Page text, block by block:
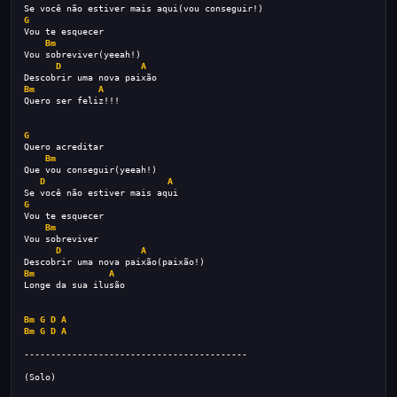
Se você não estiver mais aqui(vou conseguir!)
G
Vou te esquecer
Bm
Vou sobreviver(yeeah!)
D
A
Descobrir uma nova paixão
Bm
A
Quero ser feliz!!!
G
Quero acreditar
Bm
Que vou conseguir(yeeah!)
D
A
Se você não estiver mais aqui
G
Vou te esquecer
Bm
Vou sobreviver
D
A
Descobrir uma nova paixão(paixão!)
Bm
A
Longe da sua ilusão
Bm G D A
Bm G D A
------------------------------------------
(Solo)